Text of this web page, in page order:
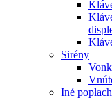
Sirény
Iné